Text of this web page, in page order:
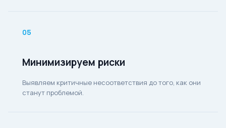
05
Минимизируем риски
Выявляем критичные несоответствия до того, как они
станут проблемой.